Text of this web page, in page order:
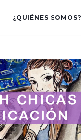
¿QUIÉNES SOMOS?